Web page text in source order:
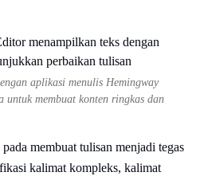
aplikasi menulis Hemingway
untuk membuat konten ringkas dan
membuat tulisan menjadi tegas
kalimat kompleks, kalimat